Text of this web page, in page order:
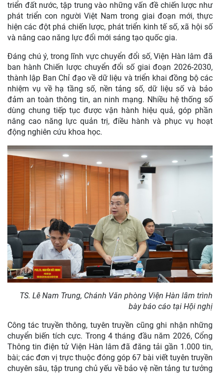
triển đất nước, tập trung vào những vấn đề chiến lược như
phát triển con người Việt Nam trong giai đoạn mới, thực
hiện các đột phá chiến lược, phát triển kinh tế số, xã hội số
và nâng cao năng lực đổi mới sáng tạo quốc gia.
Đáng chú ý, trong lĩnh vực chuyển đổi số, Viện Hàn lâm đã
ban hành Chiến lược chuyển đổi số giai đoạn 2026-2030,
thành lập Ban Chỉ đạo về dữ liệu và triển khai đồng bộ các
nhiệm vụ về hạ tầng số, nền tảng số, dữ liệu số và bảo
đảm an toàn thông tin, an ninh mạng. Nhiều hệ thống số
dùng chung tiếp tục được vận hành hiệu quả, góp phần
nâng cao năng lực quản trị, điều hành và phục vụ hoạt
động nghiên cứu khoa học.
TS. Lê Nam Trung, Chánh Văn phòng Viện Hàn lâm trình
bày báo cáo tại Hội nghị
Công tác truyền thông, tuyên truyền cũng ghi nhận những
chuyển biến tích cực. Trong 4 tháng đầu năm 2026, Cổng
Thông tin điện tử Viện Hàn lâm đã đăng tải gần 1.000 tin,
bài; các đơn vị trực thuộc đóng góp 67 bài viết tuyên truyền
chuyên sâu, tập trung chủ yếu về bảo vệ nền tảng tư tưởng